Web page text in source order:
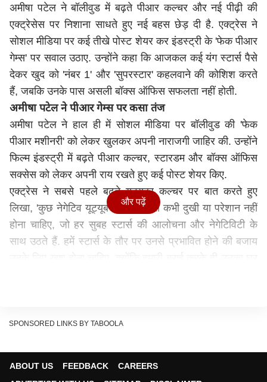
अमीषा पटेल ने बॉलीवुड में बढ़ते पीआर कल्चर और नई पीढ़ी की
एक्ट्रेसेस पर निशाना साधते हुए नई बहस छेड़ दी है. एक्ट्रेस ने
सोशल मीडिया पर कई तीखे पोस्ट शेयर कर इंडस्ट्री के 'फेक पीआर
गेम्स' पर सवाल उठाए. उन्होंने कहा कि आजकल कई यंग स्टार्स पैसे
देकर खुद को 'नंबर 1' और 'सुपरस्टार' कहलवाने की कोशिश करते
हैं, जबकि उनके पास असली बॉक्स ऑफिस सफलता नहीं होती.
अमीषा पटेल ने पीआर गेम्स पर कसा तंज
अमीषा पटेल ने हाल ही में सोशल मीडिया पर बॉलीवुड की 'फेक
पीआर मशीनरी' को लेकर खुलकर अपनी नाराजगी जाहिर की. उन्होंने
फिल्म इंडस्ट्री में बढ़ते पीआर कल्चर, स्टारडम और बॉक्स ऑफिस
सक्सेस को लेकर अपनी राय रखते हुए कई पोस्ट शेयर किए.
एक्ट्रेस ने सबसे पहले बढ़ते यूट्यूबर कल्चर पर बात करते हुए
लिखा, 'कुछ नेगेटिव यूट्यूबर्स की बातों से कभी दुखी या परेशान नहीं
होना चाहिए, जो हर सुबह स्टार्स की आलोचना और नेगेटिविटी के
साथ उठते हैं. हमें स्टार्स के तौर पर उनसे प्रभावित होने की बजाय
कॉमेडियन ने तोड़ी चुप्पी
Never feel bad or upset at Certain negative
UTUBERS who always wake up with negativity and
और पढ़ें
SPONSORED LINKS BY TABOOLA
ABOUT US FEEDBACK
CAREERS